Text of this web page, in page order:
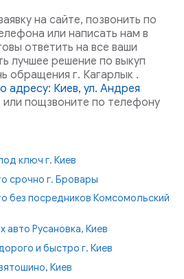
на сайте, позвонить по
или написать нам в
ответить на все ваши
лучшее решение по выкуп
обращения г. Кагарлык .
адресу: Киев, ул. Андрея
или пощзвоните по телефону
ключ г. Киев
срочно г. Бровары
без посредников Комсомольский
авто Русановка, Киев
и быстро г. Киев
Киев